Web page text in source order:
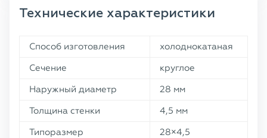
Технические характеристики
Способ изготовления
холоднокатаная
Сечение
круглое
Наружный диаметр
28 мм
Толщина стенки
4,5 мм
Типоразмер
28×4,5